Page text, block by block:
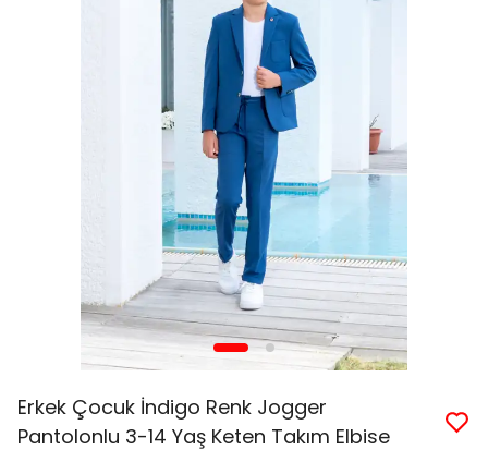
Erkek Çocuk İndigo Renk Jogger
Pantolonlu 3-14 Yaş Keten Takım Elbise